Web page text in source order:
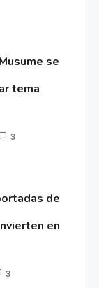
se
tema
3
de
en
3